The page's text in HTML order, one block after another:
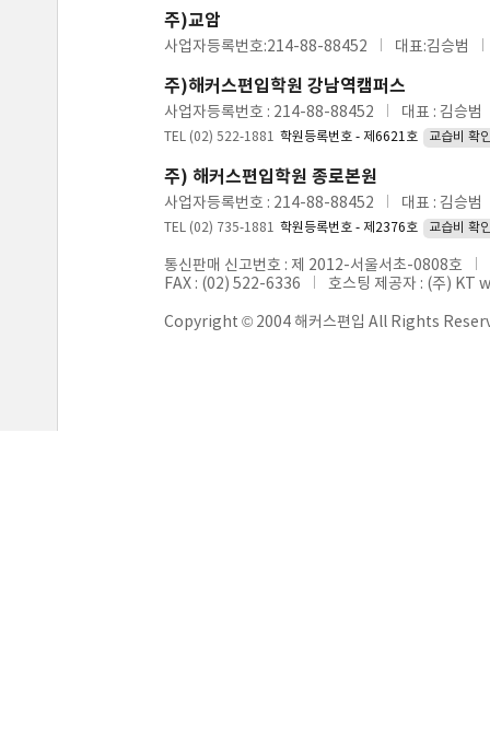
주)교암
사업자등록번호:214-88-88452 대표:김승범
주)해커스편입학원 강남역캠퍼스
사업자등록번호 : 214-88-88452 대표 : 김승범
TEL (02) 522-1881 학원등록번호 - 제6621호 교습비 확
주) 해커스편입학원 종로본원
사업자등록번호 : 214-88-88452 대표 : 김승범
TEL (02) 735-1881 학원등록번호 - 제2376호 교습비 확
통신판매 신고번호 : 제 2012-서울서초-0808호
FAX : (02) 522-6336
호스팅 제공자 : (주)
Copyright © 2004 해커스편입 All Rights